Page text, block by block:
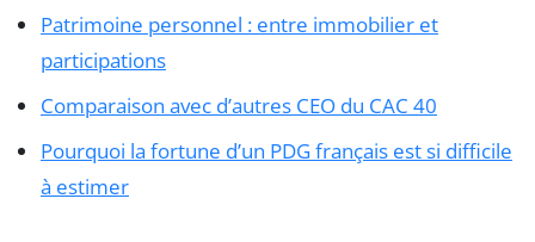
Patrimoine personnel : entre immobilier et
participations
Comparaison avec d’autres CEO du CAC 40
Pourquoi la fortune d’un PDG français est si difficile
à estimer